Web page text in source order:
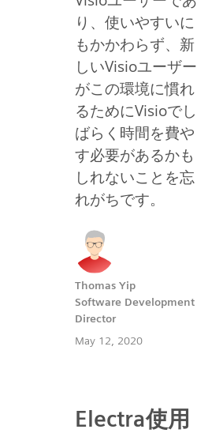
り、使いやすいに
もかかわらず、新
しいVisioユーザー
がこの環境に慣れ
るためにVisioでし
ばらく時間を費や
す必要があるかも
しれないことを忘
れがちです。
Thomas Yip
Software Development
Director
May 12, 2020
Electra使用